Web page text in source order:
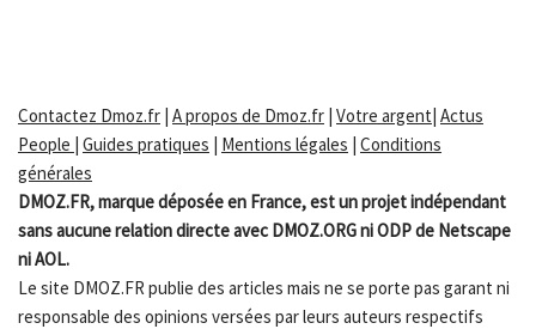
Contactez Dmoz.fr | A propos de Dmoz.fr | Votre argent| Actus
People | Guides pratiques | Mentions légales | Conditions
générales
DMOZ.FR, marque déposée en France, est un projet indépendant
sans aucune relation directe avec DMOZ.ORG ni ODP de Netscape
ni AOL.
Le site DMOZ.FR publie des articles mais ne se porte pas garant ni
responsable des opinions versées par leurs auteurs respectifs